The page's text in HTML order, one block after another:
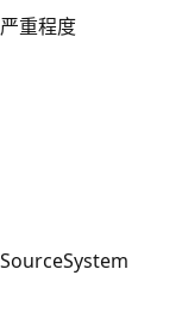
严重程度
SourceSystem